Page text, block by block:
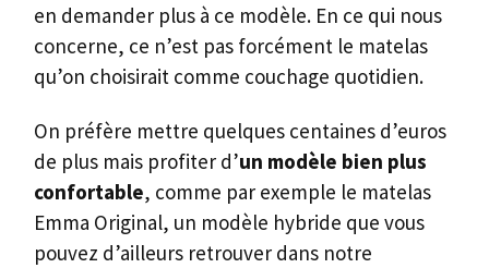
en demander plus à ce modèle. En ce qui nous
concerne, ce n’est pas forcément le matelas
qu’on choisirait comme couchage quotidien.
On préfère mettre quelques centaines d’euros
de plus mais profiter d’un modèle bien plus
confortable, comme par exemple le matelas
Emma Original, un modèle hybride que vous
pouvez d’ailleurs retrouver dans notre